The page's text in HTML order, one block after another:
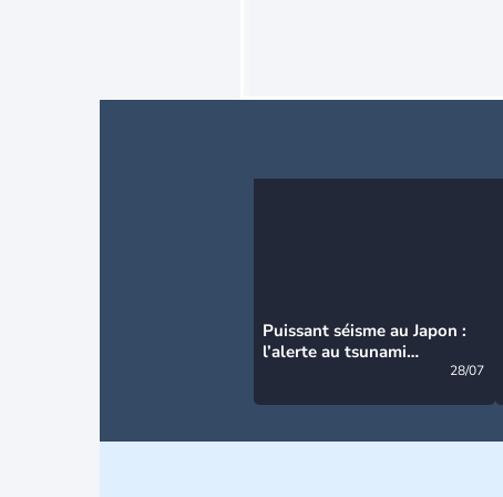
Puissant séisme au Japon :
l’alerte au tsunami
28/07